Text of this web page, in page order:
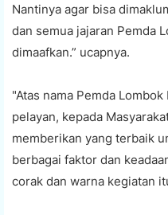
Nantinya agar bisa
dan semua jajaran Pemda
dimaafkan.” ucapnya.
"Atas nama Pemda
pelayan, kepada
memberikan yang terbaik
berbagai faktor dan
corak dan warna kegiatan